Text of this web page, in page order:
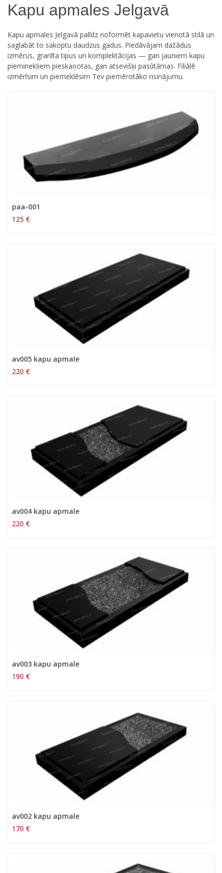
Kapu apmales Jelgavā
Kapu apmales Jelgavā palīdz noformēt kapavietu vienotā stilā un
saglabāt to sakoptu daudzus gadus. Piedāvājam dažādus
izmērus, granīta tipus un komplektācijas — gan jauniem kapu
pieminekļiem pieskaņotas, gan atsevišķi pasūtāmas. Filiālē
izmērīsim un piemeklēsim Tev piemērotāko risinājumu.
paa-001
125 €
av005 kapu apmale
220 €
av004 kapu apmale
220 €
av003 kapu apmale
190 €
av002 kapu apmale
170 €